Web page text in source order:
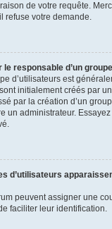
de votre requête.
refuse votre demande.
responsable d’un
d’utilisateurs est
initialement créés par
par la création d’un
un administrateur.
d’utilisateurs
peuvent assigner une
faciliter leur identification.